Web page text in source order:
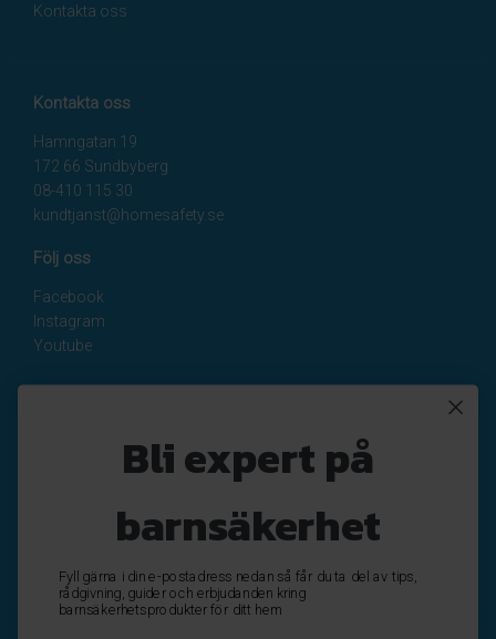
Kontakta oss
Kontakta oss
Hamngatan 19
172 66 Sundbyberg
08-410 115 30
kundtjanst@homesafety.se
Följ oss
Facebook
Instagram
Youtube
Nyhetsbrev
Avregistrera
Bli expert på
barnsäkerhet
Fyll gärna i din e-postadress nedan så får du ta del av tips,
rådgivning, guider och erbjudanden kring
barnsäkerhetsprodukter för ditt hem